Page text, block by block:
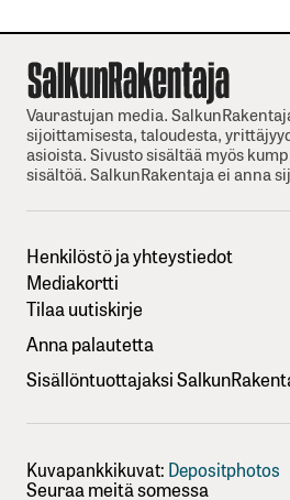
Vaurastujan media.
sijoittamisesta, taloudesta,
asioista. Sivusto sisältää myös
sisältöä. SalkunRakentaja ei anna
Henkilöstö ja yhteystiedot
Mediakortti
Tilaa uutiskirje
Anna palautetta
Sisällöntuottajaksi
Kuvapankkikuvat: Depositphotos
Seuraa meitä somessa